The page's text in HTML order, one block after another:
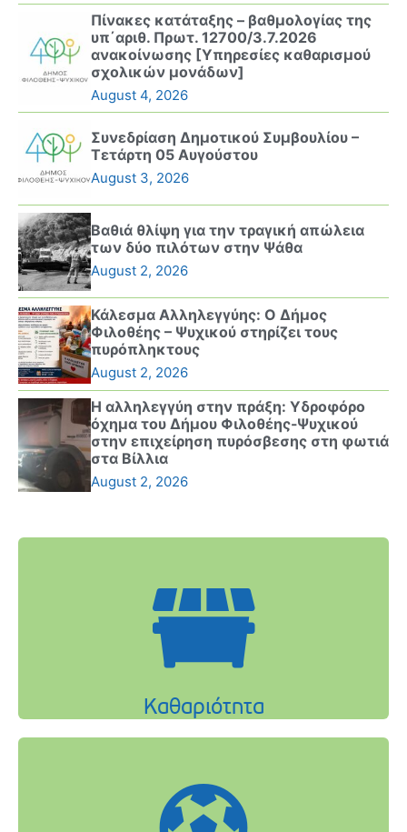
Πίνακες κατάταξης – βαθμολογίας της
υπ΄αριθ. Πρωτ. 12700/3.7.2026
ανακοίνωσης [Υπηρεσίες καθαρισμού
σχολικών μονάδων]
August 4, 2026
Συνεδρίαση Δημοτικού Συμβουλίου –
Τετάρτη 05 Αυγούστου
August 3, 2026
Βαθιά θλίψη για την τραγική απώλεια
των δύο πιλότων στην Ψάθα
August 2, 2026
Κάλεσμα Αλληλεγγύης: Ο Δήμος
Φιλοθέης – Ψυχικού στηρίζει τους
πυρόπληκτους
August 2, 2026
Η αλληλεγγύη στην πράξη: Υδροφόρο
όχημα του Δήμου Φιλοθέης-Ψυχικού
στην επιχείρηση πυρόσβεσης στη φωτιά
στα Βίλλια
August 2, 2026